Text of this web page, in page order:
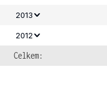
2013
2012
Celkem: